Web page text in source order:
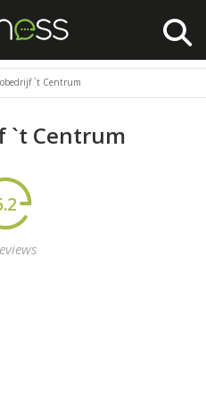
`t Centrum
`t Centrum